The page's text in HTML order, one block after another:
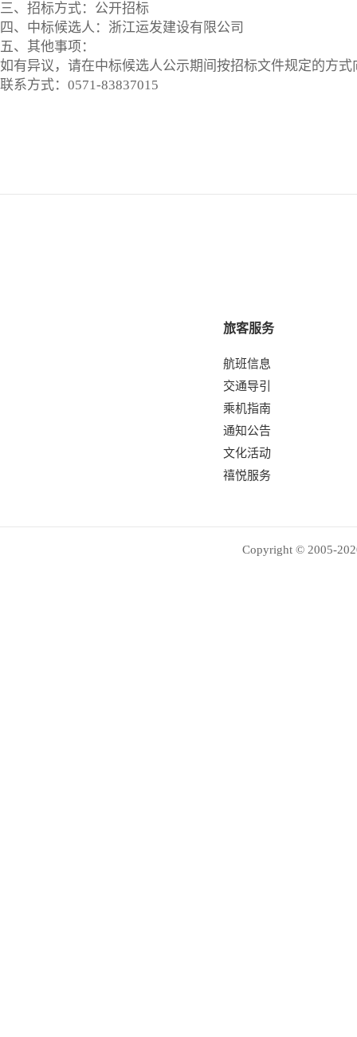
三、招标方式：公开招标
四、中标候选人： 浙江运发建设有限公司
五、其他事项：
如有异议，请在中标候选人公示期间按招标文件规定的方
联系方式： 0571-83837015
旅客服务
航班信息
交通导引
乘机指南
通知公告
文化活动
禧悦服务
Copyright © 2005-